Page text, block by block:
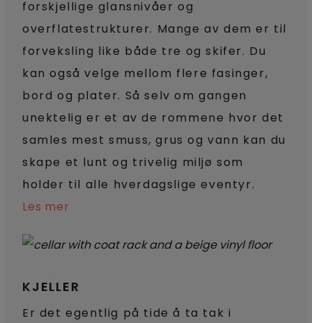
forskjellige glansnivåer og
overflatestrukturer. Mange av dem er til
forveksling like både tre og skifer. Du
kan også velge mellom flere fasinger,
bord og plater. Så selv om gangen
unektelig er et av de rommene hvor det
samles mest smuss, grus og vann kan du
skape et lunt og trivelig miljø som
holder til alle hverdagslige eventyr.
Les mer
KJELLER
Er det egentlig på tide å ta tak i